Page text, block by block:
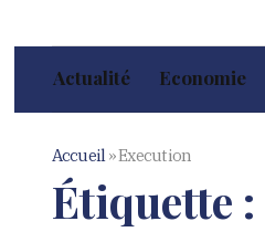
Actualité Economie
Accueil»Execution
Étiquette :